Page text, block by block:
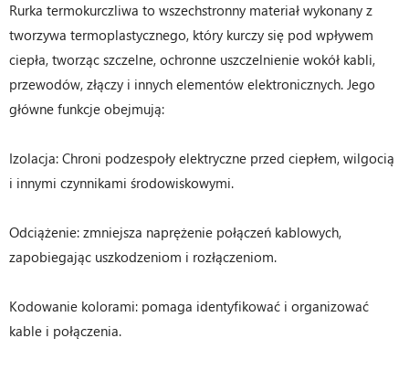
Rurka termokurczliwa to wszechstronny materiał wykonany z
tworzywa termoplastycznego, który kurczy się pod wpływem
ciepła, tworząc szczelne, ochronne uszczelnienie wokół kabli,
przewodów, złączy i innych elementów elektronicznych. Jego
główne funkcje obejmują:
Izolacja: Chroni podzespoły elektryczne przed ciepłem, wilgocią
i innymi czynnikami środowiskowymi.
Odciążenie: zmniejsza naprężenie połączeń kablowych,
zapobiegając uszkodzeniom i rozłączeniom.
Kodowanie kolorami: pomaga identyfikować i organizować
kable i połączenia.